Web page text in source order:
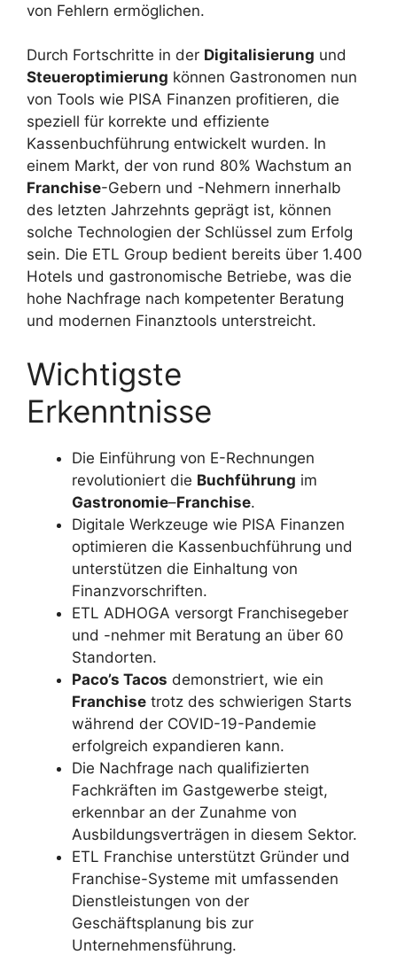
von Fehlern ermöglichen.
Durch Fortschritte in der Digitalisierung und
Steueroptimierung können Gastronomen nun
von Tools wie PISA Finanzen profitieren, die
speziell für korrekte und effiziente
Kassenbuchführung entwickelt wurden. In
einem Markt, der von rund 80% Wachstum an
Franchise-Gebern und -Nehmern innerhalb
des letzten Jahrzehnts geprägt ist, können
solche Technologien der Schlüssel zum Erfolg
sein. Die ETL Group bedient bereits über 1.400
Hotels und gastronomische Betriebe, was die
hohe Nachfrage nach kompetenter Beratung
und modernen Finanztools unterstreicht.
Wichtigste
Erkenntnisse
Die Einführung von E-Rechnungen
revolutioniert die Buchführung im
Gastronomie–Franchise.
Digitale Werkzeuge wie PISA Finanzen
optimieren die Kassenbuchführung und
unterstützen die Einhaltung von
Finanzvorschriften.
ETL ADHOGA versorgt Franchisegeber
und -nehmer mit Beratung an über 60
Standorten.
Paco’s Tacos demonstriert, wie ein
Franchise trotz des schwierigen Starts
während der COVID-19-Pandemie
erfolgreich expandieren kann.
Die Nachfrage nach qualifizierten
Fachkräften im Gastgewerbe steigt,
erkennbar an der Zunahme von
Ausbildungsverträgen in diesem Sektor.
ETL Franchise unterstützt Gründer und
Franchise-Systeme mit umfassenden
Dienstleistungen von der
Geschäftsplanung bis zur
Unternehmensführung.